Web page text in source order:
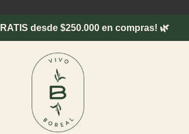
desde $250.000 en compras! 🌿